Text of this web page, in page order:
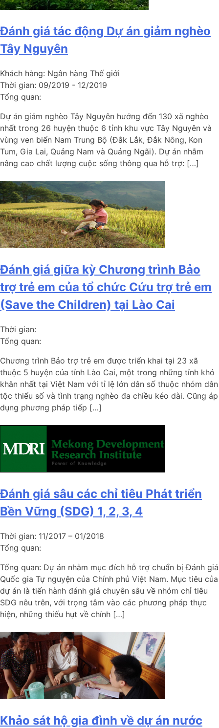
Đánh giá tác động Dự án giảm nghèo
Tây Nguyên
Khách hàng: Ngân hàng Thế giới
Thời gian: 09/2019 - 12/2019
Tổng quan:
Dự án giảm nghèo Tây Nguyên hướng đến 130 xã nghèo
nhất trong 26 huyện thuộc 6 tỉnh khu vực Tây Nguyên và
vùng ven biển Nam Trung Bộ (Đắk Lắk, Đắk Nông, Kon
Tum, Gia Lai, Quảng Nam và Quảng Ngãi). Dự án nhằm
nâng cao chất lượng cuộc sống thông qua hỗ trợ: […]
Đánh giá giữa kỳ Chương trình Bảo
trợ trẻ em của tổ chức Cứu trợ trẻ em
(Save the Children) tại Lào Cai
Thời gian:
Tổng quan:
Chương trình Bảo trợ trẻ em được triển khai tại 23 xã
thuộc 5 huyện của tỉnh Lào Cai, một trong những tỉnh khó
khăn nhất tại Việt Nam với tỉ lệ lớn dân số thuộc nhóm dân
tộc thiểu số và tình trạng nghèo đa chiều kéo dài. Cũng áp
dụng phương pháp tiếp […]
Đánh giá sâu các chỉ tiêu Phát triển
Bền Vững (SDG) 1, 2, 3, 4
Thời gian: 11/2017 – 01/2018
Tổng quan:
Tổng quan: Dự án nhằm mục đích hỗ trợ chuẩn bị Đánh giá
Quốc gia Tự nguyện của Chính phủ Việt Nam. Mục tiêu của
dự án là tiến hành đánh giá chuyên sâu về nhóm chỉ tiêu
SDG nêu trên, với trọng tâm vào các phương pháp thực
hiện, những thiếu hụt về chính […]
Khảo sát hộ gia đình về dự án nước